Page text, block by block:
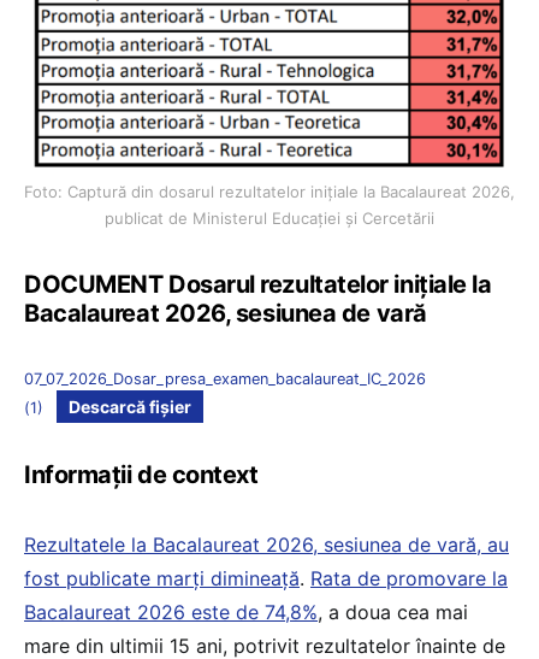
Foto: Captură din dosarul rezultatelor inițiale la Bacalaureat 2026,
publicat de Ministerul Educației și Cercetării
DOCUMENT Dosarul rezultatelor inițiale la
Bacalaureat 2026, sesiunea de vară
07_07_2026_Dosar_presa_examen_bacalaureat_IC_2026
(1)
Descarcă fișier
Informații de context
Rezultatele la Bacalaureat 2026, sesiunea de vară, au
fost publicate marți dimineață. Rata de promovare la
Bacalaureat 2026 este de 74,8%, a doua cea mai
mare din ultimii 15 ani, potrivit rezultatelor înainte de